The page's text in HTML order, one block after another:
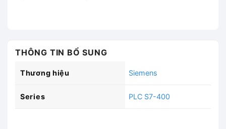
THÔNG TIN BỔ SUNG
Thương hiệu Siemens
Series PLC S7-400